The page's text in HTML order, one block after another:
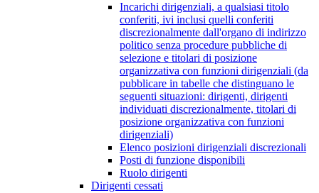
Incarichi dirigenziali, a qualsiasi titolo
conferiti, ivi inclusi quelli conferiti
discrezionalmente dall'organo di indirizzo
politico senza procedure pubbliche di
selezione e titolari di posizione
organizzativa con funzioni dirigenziali (da
pubblicare in tabelle che distinguano le
seguenti situazioni: dirigenti, dirigenti
individuati discrezionalmente, titolari di
posizione organizzativa con funzioni
dirigenziali)
Elenco posizioni dirigenziali discrezionali
Posti di funzione disponibili
Ruolo dirigenti
Dirigenti cessati